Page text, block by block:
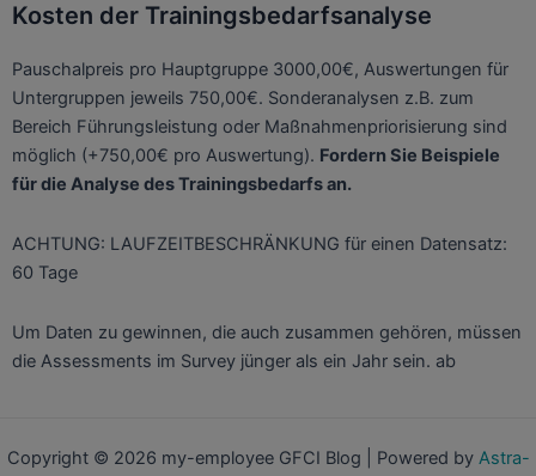
Kosten der Trainingsbedarfsanalyse
Pauschalpreis pro Hauptgruppe 3000,00€, Auswertungen für
Untergruppen jeweils 750,00€. Sonderanalysen z.B. zum
Bereich Führungsleistung oder Maßnahmenpriorisierung sind
möglich (+750,00€ pro Auswertung). Fordern Sie Beispiele
für die Analyse desTrainingsbedarfs an.
ACHTUNG: LAUFZEITBESCHRÄNKUNG für einen Datensatz:
60 Tage
Um Daten zu gewinnen, die auch zusammen gehören, müssen
die Assessments im Survey jünger als ein Jahr sein. ab
Copyright © 2026 my-employee GFCI Blog | Powered by Astra-